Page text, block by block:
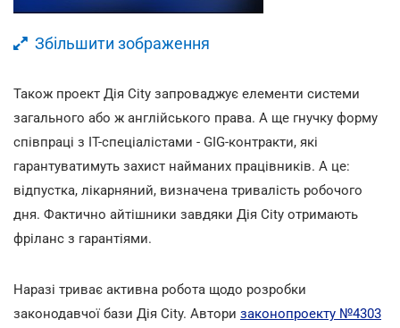
Збільшити зображення
Також проект Дія City запроваджує елементи системи
загального або ж англійського права. А ще гнучку форму
співпраці з ІТ-спеціалістами - GIG-контракти, які
гарантуватимуть захист найманих працівників. А це:
відпустка, лікарняний, визначена тривалість робочого
дня. Фактично айтішники завдяки Дія City отримають
фріланс з гарантіями.
Наразі триває активна робота щодо розробки
законодавчої бази Дія City. Автори законопроекту №4303